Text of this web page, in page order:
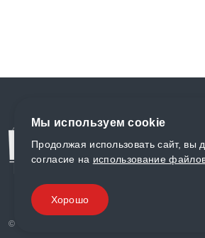
Доставка и
© «World Metall» 2025, Разработка и
Мы используем cookie
Продолжая использовать сайт, вы
согласие на использование
Хорошо